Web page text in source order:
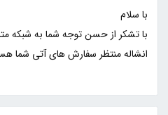
انشاله منتظر سفارش های آتی شما